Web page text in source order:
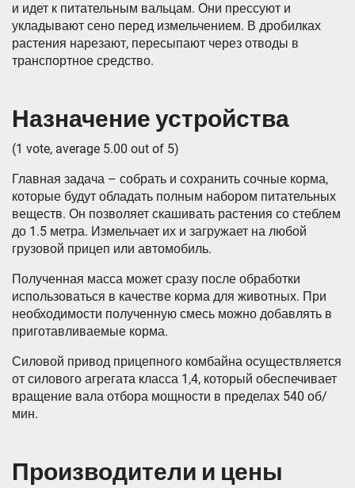
и идет к питательным вальцам. Они прессуют и
укладывают сено перед измельчением. В дробилках
растения нарезают, пересыпают через отводы в
транспортное средство.
Назначение устройства
(1 vote, average 5.00 out of 5)
Главная задача – собрать и сохранить сочные корма,
которые будут обладать полным набором питательных
веществ. Он позволяет скашивать растения со стеблем
до 1.5 метра. Измельчает их и загружает на любой
грузовой прицеп или автомобиль.
Полученная масса может сразу после обработки
использоваться в качестве корма для животных. При
необходимости полученную смесь можно добавлять в
приготавливаемые корма.
Силовой привод прицепного комбайна осуществляется
от силового агрегата класса 1,4, который обеспечивает
вращение вала отбора мощности в пределах 540 об/
мин.
Производители и цены